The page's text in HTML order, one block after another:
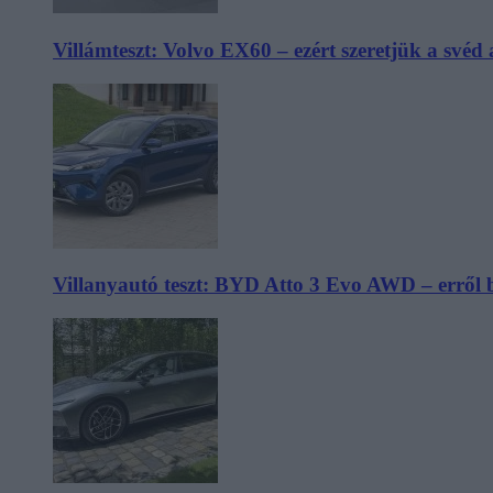
Villámteszt: Volvo EX60 – ezért szeretjük a svéd
Villanyautó teszt: BYD Atto 3 Evo AWD – erről